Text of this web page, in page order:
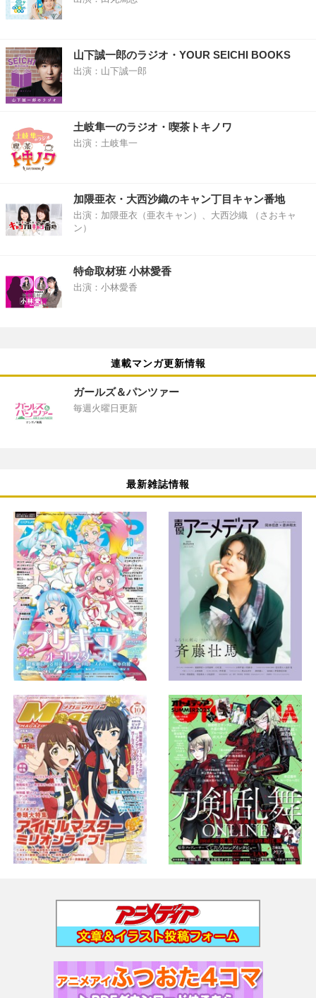
山下誠一郎のラジオ・YOUR SEICHI BOOKS
出演：山下誠一郎
土岐隼一のラジオ・喫茶トキノワ
出演：土岐隼一
加隈亜衣・大西沙織のキャン丁目キャン番地
出演：加隈亜衣（亜衣キャン）、大西沙織 （さおキャ
ン）
特命取材班 小林愛香
出演：小林愛香
連載マンガ更新情報
ガールズ＆パンツァー
毎週火曜日更新
最新雑誌情報